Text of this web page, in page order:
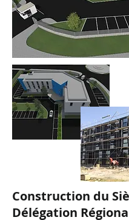
Construction du
Délégation